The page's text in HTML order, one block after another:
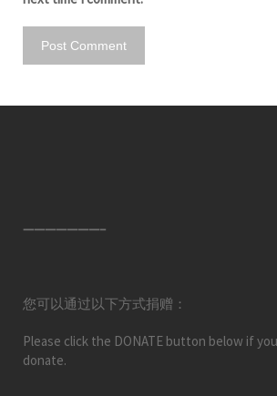
———————–
您可以通过以下方式捐赠：
Please click the DONATE button below if
donate.